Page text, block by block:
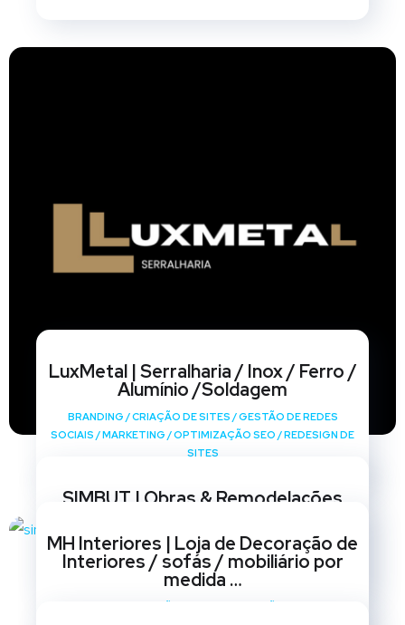
LuxMetal | Serralharia / Inox / Ferro /
Alumínio /Soldagem
BRANDING /CRIAÇÃO DE SITES /GESTÃO DE REDES
SOCIAIS /MARKETING /OPTIMIZAÇÃO SEO /REDESIGN DE
SITES
SIMBUT | Obras & Remodelações
SOCIAIS /MARKETING OPTIMIZAÇÃO SEO/ REDESIGN DE
SITES
MH Interiores | Loja de Decoração de
Interiores / sofás / mobiliário por
medida …